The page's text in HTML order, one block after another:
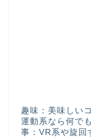
趣味：美味しい
運動系なら何で
事：VR系や旋回